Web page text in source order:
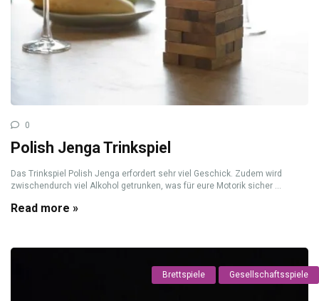
0
Polish Jenga Trinkspiel
Das Trinkspiel Polish Jenga erfordert sehr viel Geschick. Zudem wird
zwischendurch viel Alkohol getrunken, was für eure Motorik sicher ...
Read more »
Brettspiele Gesellschaftsspiele